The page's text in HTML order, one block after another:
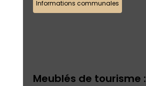
Informations communales
Meublés de tourisme :